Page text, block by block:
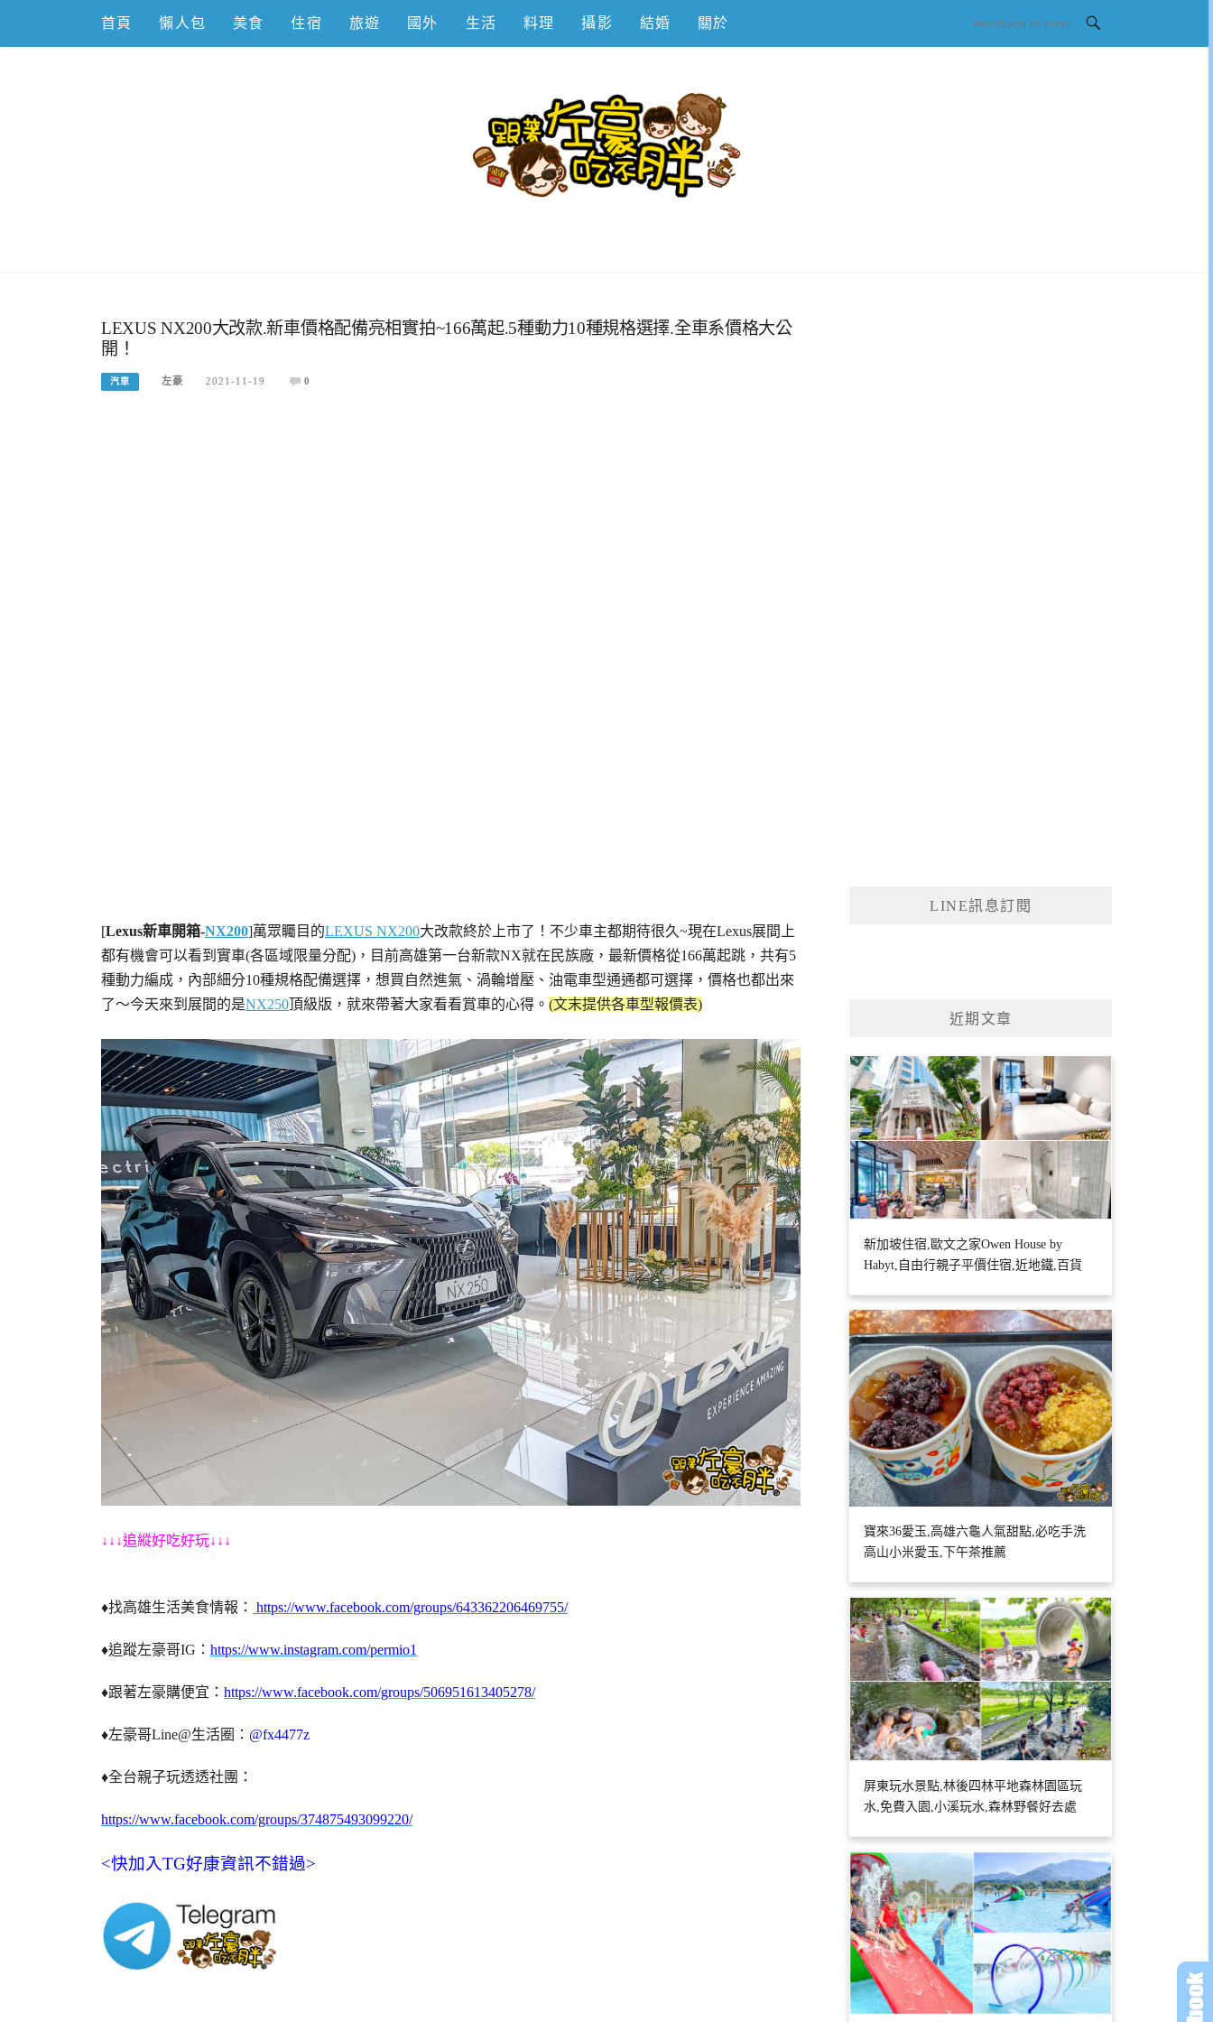
content
首頁 懶人包 美食 住宿 旅遊 國外 生活 料理 攝影 結婚 關於
LEXUS NX200大改款.新車價格配備亮相實拍~166萬起.5種動力10種規格選擇.全車系價格大公
開！
汽車 左豪 2021-11-19 0
[Lexus新車開箱-NX200]萬眾矚目的LEXUS NX200大改款終於上市了！不少車主都期待很久~現在Lexus展間上
都有機會可以看到實車(各區域限量分配)，目前高雄第一台新款NX就在民族廠，最新價格從166萬起跳，共有5
種動力編成，內部細分10種規格配備選擇，想買自然進氣、渦輪增壓、油電車型通通都可選擇，價格也都出來
了～今天來到展間的是NX250頂級版，就來帶著大家看看賞車的心得。 (文末提供各車型報價表)
↓↓↓追縱好吃好玩↓↓↓
♦找高雄生活美食情報： https://www.facebook.com/groups/643362206469755/
♦追蹤左豪哥IG： https://www.instagram.com/permio1
♦跟著左豪購便宜： https://www.facebook.com/groups/506951613405278/
♦左豪哥Line@生活圈： @fx4477z
♦全台親子玩透透社團：
https://www.facebook.com/groups/374875493099220/
<快加入TG好康資訊不錯過>
LINE訊息訂閱
近期文章
新加坡住宿,歐文之家Owen House by
Habyt,自由行親子平價住宿,近地鐵,百貨
寶來36愛玉,高雄六龜人氣甜點,必吃手洗
高山小米愛玉,下午茶推薦
屏東玩水景點,林後四林平地森林園區玩
水,免費入園,小溪玩水,森林野餐好去處